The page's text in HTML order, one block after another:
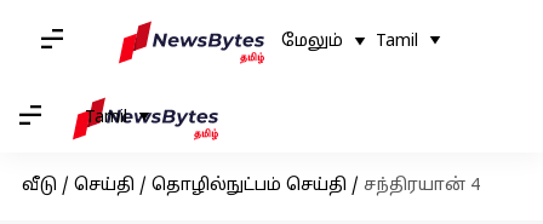
மேலும் Tamil
Tamil
வீடு / செய்தி / தொழில்நுட்பம் செய்தி / சந்திரயான் 4